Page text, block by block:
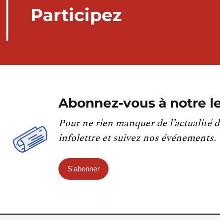
Participez
Abonnez-vous à notre
Pour ne rien manquer de l’actualité
infolettre et suivez nos événements.
S'abonner